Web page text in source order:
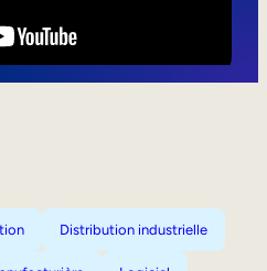
Distribution industrielle